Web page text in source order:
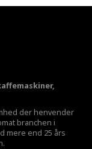
der henvender
branchen i
mere end 25 års